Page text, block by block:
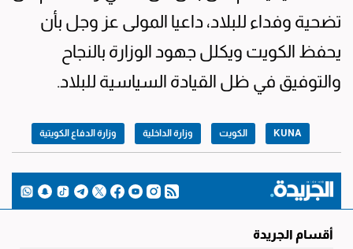
تضحية وفداء للبلاد، داعيا المولى عز وجل بأن
يحفظ الكويت ويكلل جهود الوزارة بالنجاح
والتوفيق في ظل القيادة السياسية للبلاد.
KUNA الكويت وزارة الداخلية وزارة الدفاع الكويتية
أقسام الجريدة